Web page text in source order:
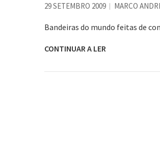
29 SETEMBRO 2009 MARCO
Bandeiras do mundo feitas de
CONTINUAR A LER